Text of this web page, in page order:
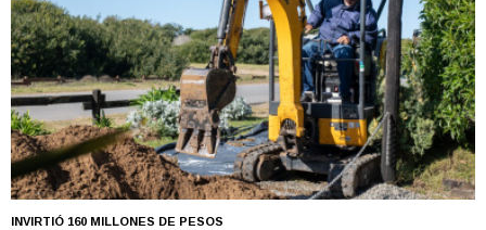
INVIRTIÓ 160 MILLONES DE PESOS